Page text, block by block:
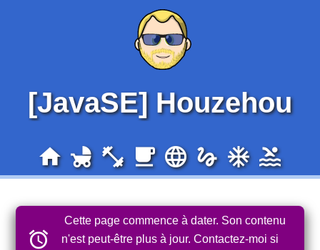
[JavaSE] Houzehou
home child_friendly fitness_center local_cafe language gesture ac_unit pool
Cette page commence à dater. Son contenu
n'est peut-être plus à jour.Contactez-moi si